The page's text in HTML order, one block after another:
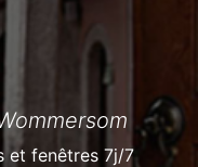
et fenêtres 7j/7